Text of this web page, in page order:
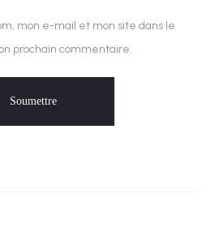
mon e-mail et mon site dans le
prochain commentaire.